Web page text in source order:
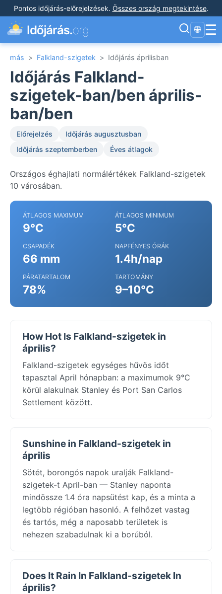
Pontos időjárás-előrejelzések. Összes ország megtekintése.
Időjárás.org 🌐 ☰
más > Falkland-szigetek > Időjárás áprilisban
Időjárás Falkland-
szigetek-ban/ben április-
ban/ben
Előrejelzés
Időjárás augusztusban
Időjárás szeptemberben
Éves átlagok
Országos éghajlati normálértékek Falkland-szigetek
10 városában.
ÁTLAGOS MAXIMUM
9°C
ÁTLAGOS MINIMUM
5°C
CSAPADÉK
66 mm
NAPFÉNYES ÓRÁK
1.4h/nap
PÁRATARTALOM
78%
TARTOMÁNY
9–10°C
How Hot Is Falkland-szigetek in
április?
Falkland-szigetek egységes hűvös időt
tapasztal April hónapban: a maximumok 9°C
körül alakulnak Stanley és Port San Carlos
Settlement között.
Sunshine in Falkland-szigetek in
április
Sötét, borongós napok uralják Falkland-
szigetek-t April-ban — Stanley naponta
mindössze 1.4 óra napsütést kap, és a minta a
legtöbb régióban hasonló. A felhőzet vastag
és tartós, még a naposabb területek is
nehezen szabadulnak ki a borúból.
Does It Rain In Falkland-szigetek In
április?